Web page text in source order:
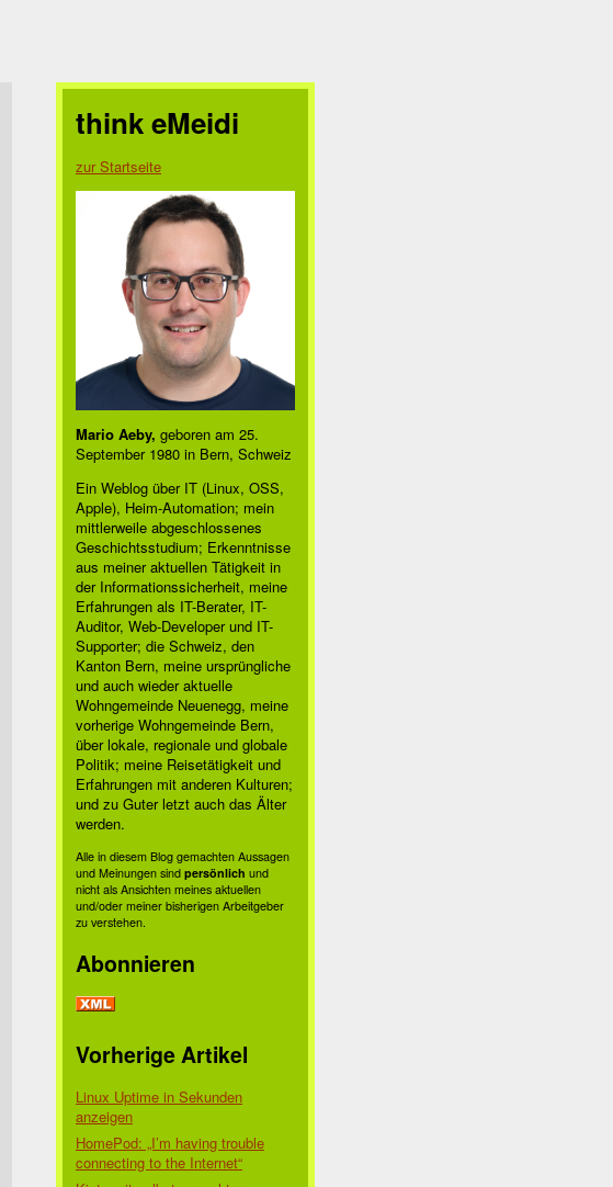
think eMeidi
zur Startseite
Mario Aeby, geboren am 25.
September 1980 in Bern, Schweiz
Ein Weblog über IT (Linux, OSS,
Apple), Heim-Automation; mein
mittlerweile abgeschlossenes
Geschichtsstudium; Erkenntnisse
aus meiner aktuellen Tätigkeit in
der Informationssicherheit, meine
Erfahrungen als IT-Berater, IT-
Auditor, Web-Developer und IT-
Supporter; die Schweiz, den
Kanton Bern, meine ursprüngliche
und auch wieder aktuelle
Wohngemeinde Neuenegg, meine
vorherige Wohngemeinde Bern,
über lokale, regionale und globale
Politik; meine Reisetätigkeit und
Erfahrungen mit anderen Kulturen;
und zu Guter letzt auch das Älter
werden.
Alle in diesem Blog gemachten Aussagen
und Meinungen sind persönlich und
nicht als Ansichten meines aktuellen
und/oder meiner bisherigen Arbeitgeber
zu verstehen.
Abonnieren
Vorherige Artikel
Linux Uptime in Sekunden
anzeigen
HomePod: „I’m having trouble
connecting to the Internet“